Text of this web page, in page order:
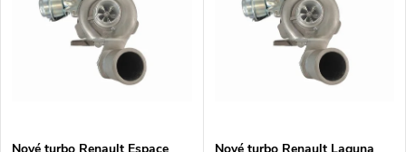
60kW, 68kW, 70kW, 72kW,
74kW, 75kW, 77kW, 79kW,